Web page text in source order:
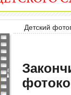
Детский